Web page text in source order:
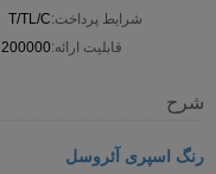
شرایط پرداخت:T/TL/C
قابلیت ارائه:200000 عدد در روز
شرح
رنگ اسپری آئروسل